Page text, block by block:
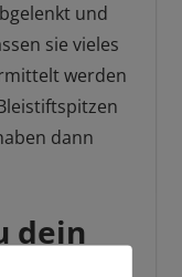
und
sie vieles
werden
dann
dein